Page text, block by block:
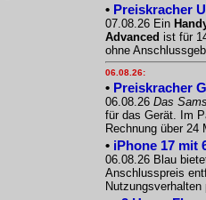
• Preiskracher
07.08.26 Ein
Advanced ist für
ohne
06.08.26:
• Preiskracher
06.08.26 Das
für das Gerät. Im
Rechnung über 24
• iPhone 17 mit
06.08.26 Blau
Anschlusspreis
Nutzungsverhalten